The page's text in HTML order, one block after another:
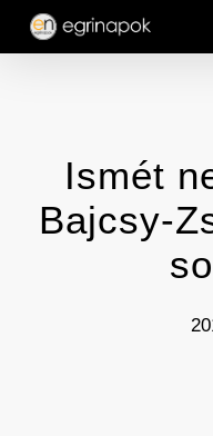
Skip
Ismét
Bajcsy-